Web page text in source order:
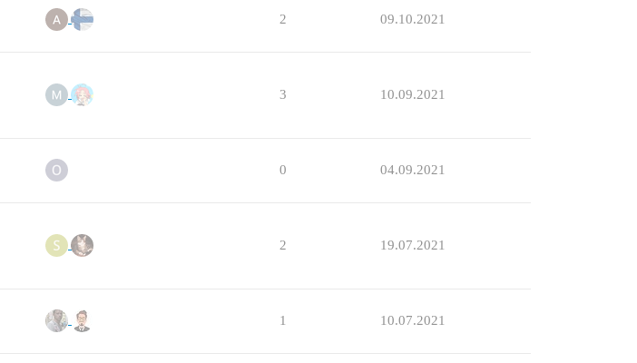
2 09.10.2021
3 10.09.2021
0 04.09.2021
2 19.07.2021
1 10.07.2021